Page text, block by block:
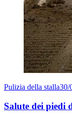
Pulizia della stalla30/
Salute dei piedi